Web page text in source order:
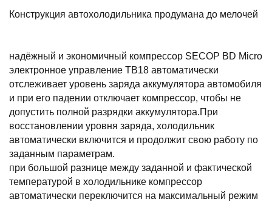
Конструкция автохолодильника продумана до мелочей
надёжный и экономичный компрессор SECOP BD Micro
электронное управление ТВ18 автоматически
отслеживает уровень заряда аккумулятора автомобиля
и при его падении отключает компрессор, чтобы не
допустить полной разрядки аккумулятора.При
восстановлении уровня заряда, холодильник
автоматически включится и продолжит свою работу по
заданным параметрам.
при большой разнице между заданной и фактической
температурой в холодильнике компрессор
автоматически переключится на максимальный режим